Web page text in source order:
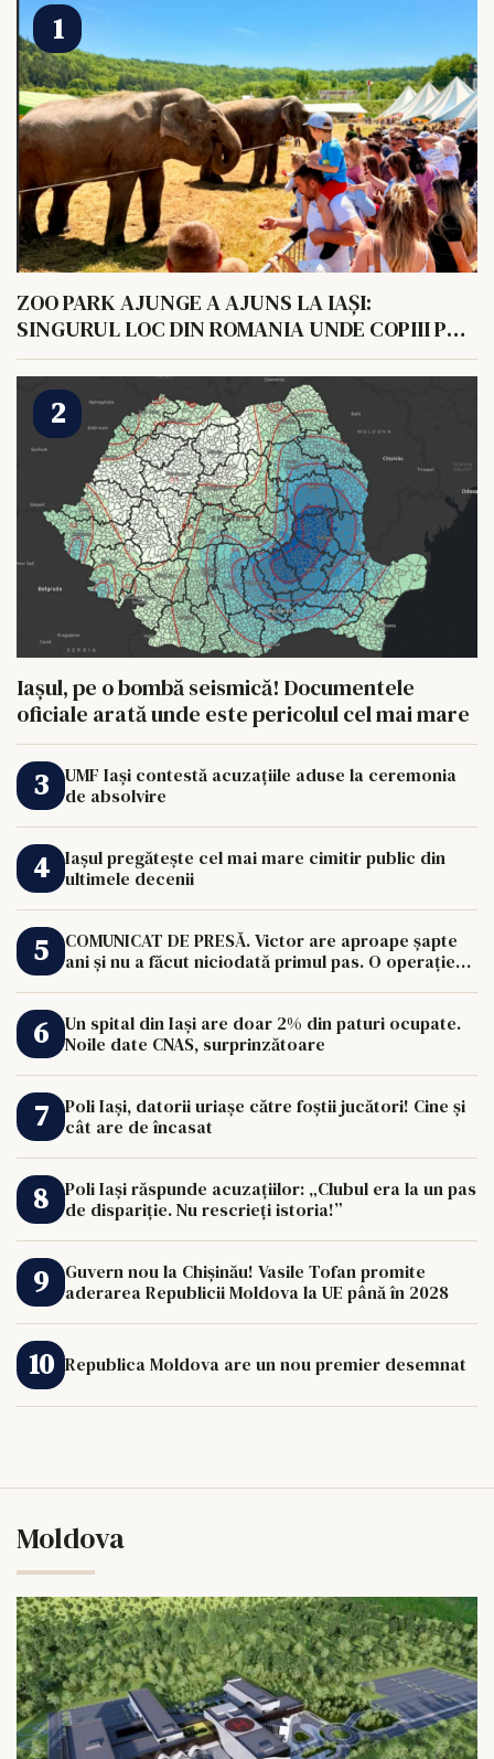
ZOO PARK AJUNGE A AJUNS LA IAȘI:
SINGURUL LOC DIN ROMANIA UNDE COPIII POT
HRANI UN ELEFANT
Iașul, pe o bombă seismică! Documentele
oficiale arată unde este pericolul cel mai mare
UMF Iași contestă acuzațiile aduse la ceremonia
de absolvire
Iașul pregătește cel mai mare cimitir public din
ultimele decenii
COMUNICAT DE PRESĂ. Victor are aproape șapte
ani și nu a făcut niciodată primul pas. O operație
Un spital din Iași are doar 2% din paturi ocupate.
Noile date CNAS, surprinzătoare
Poli Iași, datorii uriașe către foștii jucători! Cine și
cât are de încasat
Poli Iași răspunde acuzațiilor: „Clubul era la un pas
de dispariție. Nu rescrieți istoria!”
Guvern nou la Chișinău! Vasile Tofan promite
aderarea Republicii Moldova la UE până în 2028
Republica Moldova are un nou premier desemnat
Moldova